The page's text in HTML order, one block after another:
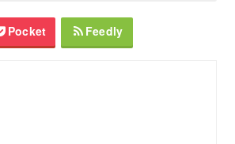
Pocket Feedly